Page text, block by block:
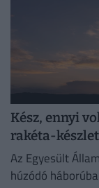
Kész, ennyi
rakéta-
Az Egyesült
húzódó